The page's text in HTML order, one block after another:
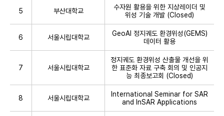
5 부산대학교
수자원 활용을 위한 지상레이더 및
위성 기술 개발 (Closed)
6 서울시립대학교
GeoAI 정지궤도 환경위성(GEMS)
데이터 활용
7 서울시립대학교
정지궤도 환경위성 산출물 개선을 위
한 표준화 자료 구축 회의 및 인공지
능 최종보고회 (Closed)
8 서울시립대학교
International Seminar for SAR
and InSAR Applications